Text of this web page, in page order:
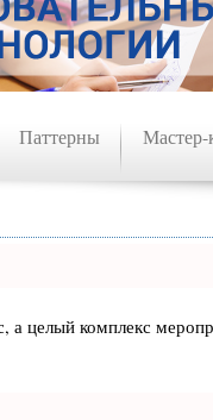
Паттерны Мастер-
а целый комплекс